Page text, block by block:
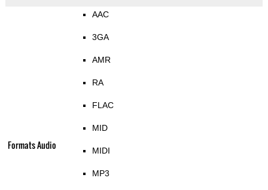
Formats Audio
AAC
3GA
AMR
RA
FLAC
MID
MIDI
MP3